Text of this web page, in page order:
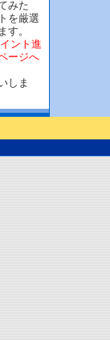
みた
を厳選
す。
ント進
ージへ
しま